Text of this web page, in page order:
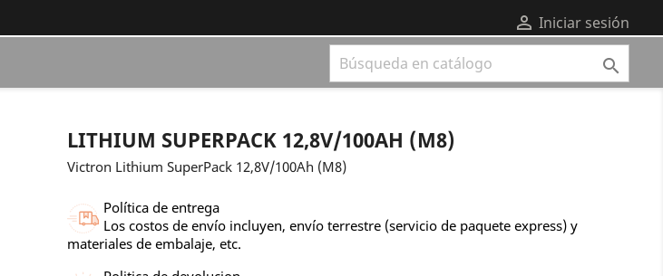
 Iniciar sesión

LITHIUM SUPERPACK 12,8V/100AH (M8)
Victron Lithium SuperPack 12,8V/100Ah (M8)
Política de entrega
Los costos de envío incluyen, envío terrestre (servicio de paquete express) y
materiales de embalaje, etc.